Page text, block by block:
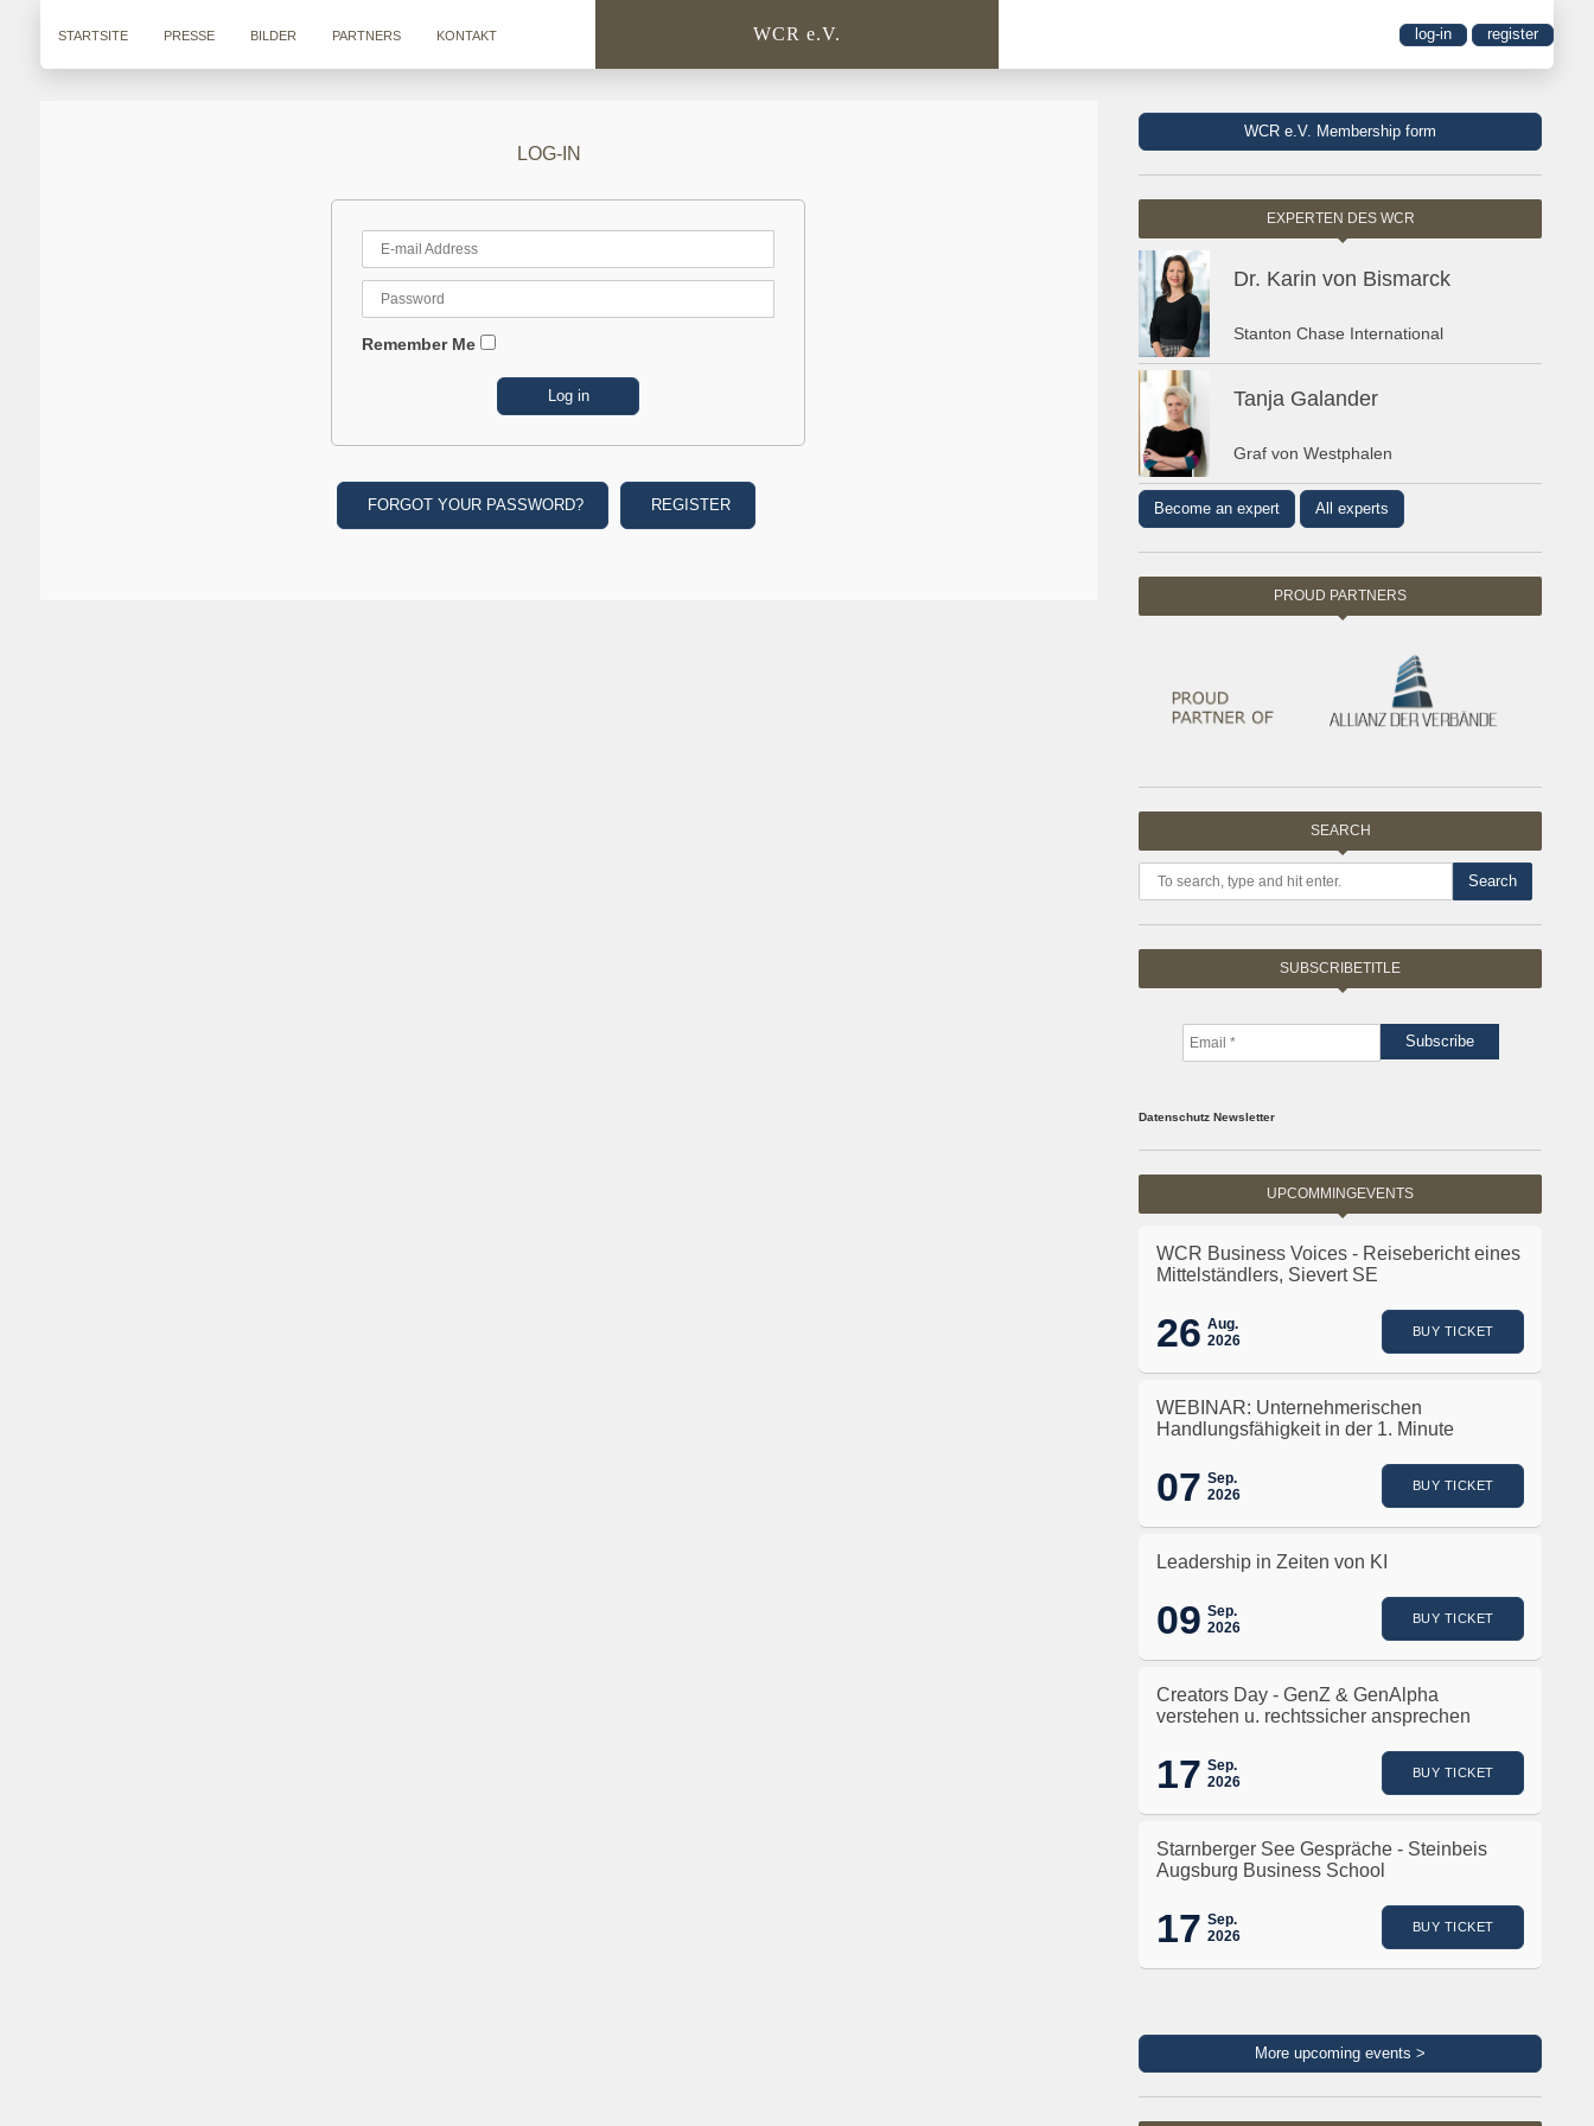
STARTSITE PRESSE BILDER PARTNERS KONTAKT WCR e.V. log-in register
LOG-IN
Remember Me
FORGOT YOUR PASSWORD? REGISTER
WCR e.V. Membership form
EXPERTEN DES WCR
Dr. Karin von Bismarck
Stanton Chase International
Tanja Galander
Graf von Westphalen
Become an expert All experts
PROUD PARTNERS
SEARCH
Search
SUBSCRIBETITLE
Datenschutz Newsletter
UPCOMMINGEVENTS
WCR Business Voices - Reisebericht eines
Mittelständlers, Sievert SE
26 Aug.
2026
BUY TICKET
WEBINAR: Unternehmerischen
Handlungsfähigkeit in der 1. Minute
07 Sep.
2026
BUY TICKET
Leadership in Zeiten von KI
09 Sep.
2026
BUY TICKET
Creators Day - GenZ & GenAlpha
verstehen u. rechtssicher ansprechen
17 Sep.
2026
BUY TICKET
Starnberger See Gespräche - Steinbeis
Augsburg Business School
17 Sep.
2026
BUY TICKET
More upcoming events >